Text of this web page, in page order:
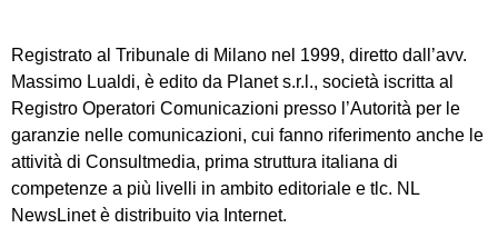
Registrato al Tribunale di Milano nel 1999, diretto dall’avv.
Massimo Lualdi, è edito da Planet s.r.l., società iscritta al
Registro Operatori Comunicazioni presso l’Autorità per le
garanzie nelle comunicazioni, cui fanno riferimento anche le
attività di Consultmedia, prima struttura italiana di
competenze a più livelli in ambito editoriale e tlc. NL
NewsLinet è distribuito via Internet.